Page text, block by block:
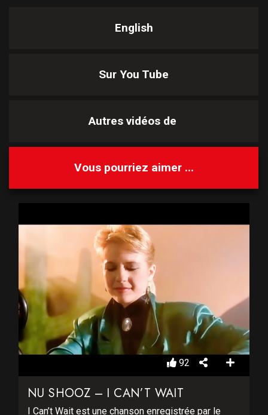
English
Sur You Tube
Autres vidéos de
Vous pourriez aimer ...
92
NU SHOOZ – I CAN’T WAIT
I Can’t Wait est une chanson enregistrée par le